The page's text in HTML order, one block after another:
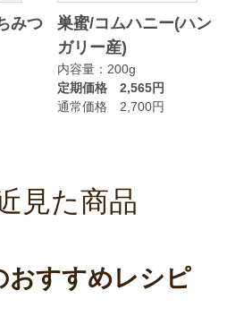
みつ
巣蜜/コムハニー(ハン
ガリー産)
内容量：200g
定期価格 2,565円
通常価格 2,700円
見た商品
おすすめレシピ